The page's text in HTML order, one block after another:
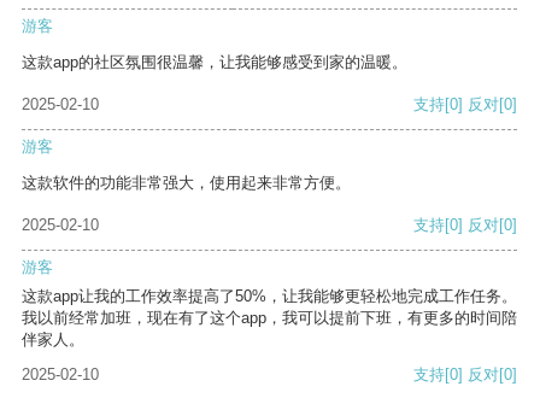
游客
这款app的社区氛围很温馨，让我能够感受到家的温暖。
2025-02-10 支持[0] 反对[0]
游客
这款软件的功能非常强大，使用起来非常方便。
2025-02-10 支持[0] 反对[0]
游客
这款app让我的工作效率提高了50%，让我能够更轻松地完成工作任务。
我以前经常加班，现在有了这个app，我可以提前下班，有更多的时间陪
伴家人。
2025-02-10
支持[0] 反对[0]